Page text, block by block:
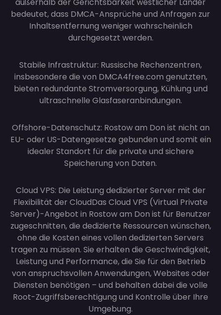
bedeutet, dass DMCA-Ansprüche und Anfragen zur
Inhaltsentfernung weniger wahrscheinlich
durchgesetzt werden.
Stabile Infrastruktur: Russische Rechenzentren,
insbesondere die von DMCA4free.com genutzten,
bieten redundante Stromversorgung, Kühlung und
ultraschnelle Glasfaseranbindungen.
Offshore-Datenschutz: Rostow am Don ist nicht an
EU- oder US-Datengesetze gebunden und somit ein
idealer Standort für die private und sichere
Speicherung von Daten.
Cloud VPS: Die Leistung dedizierter Server mit der
Flexibilität der CloudDas Cloud VPS (Virtual Private
Server)-Angebot in Rostow am Don ist für Benutzer
zugeschnitten, die dedizierte Ressourcen wünschen,
ohne die Kosten eines vollen dedizierten Servers
tragen zu müssen. Sie erhalten die Geschwindigkeit,
Leistung und Performance, die Sie für den Betrieb
von anspruchsvollen Anwendungen, Websites oder
Diensten benötigen – und behalten dabei die volle
Root-Zugriffsberechtigung und Kontrolle über Ihre
Umgebung.